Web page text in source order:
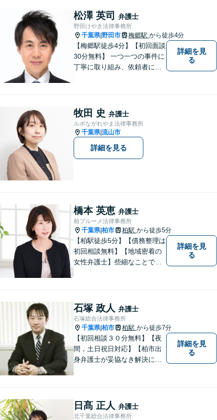
松澤 英司 弁護士
野田けやき法律事務所
千葉県| 野田市 梅郷駅 から徒歩4分
【梅郷駅徒歩4分】【初回面談
30分無料】 一つ一つの事件に
丁寧に取り組み、依頼者にと
す。
詳細を見
る
牧田 史 弁護士
ルポながれやま法律事務所
千葉県|流山市
詳細を見る
橋本 英恵 弁護士
柏ブルーメ法律事務所
千葉県|柏市 柏駅 から徒歩5分
【柏駅徒歩5分】【債務整理は
初回相談無料】【地域密着の
女性弁護士】些細なことでも
詳細を見
る
石塚 政人 弁護士
石塚総合法律事務所
千葉県|柏市 柏駅 から徒歩7分
【初回相談３０分無料】【夜
間，土日祝日対応】【柏市出
身弁護士が妥協なき解決に尽
供いたします。
詳細を見
る
日髙 正人 弁護士
北千葉総合法律事務所